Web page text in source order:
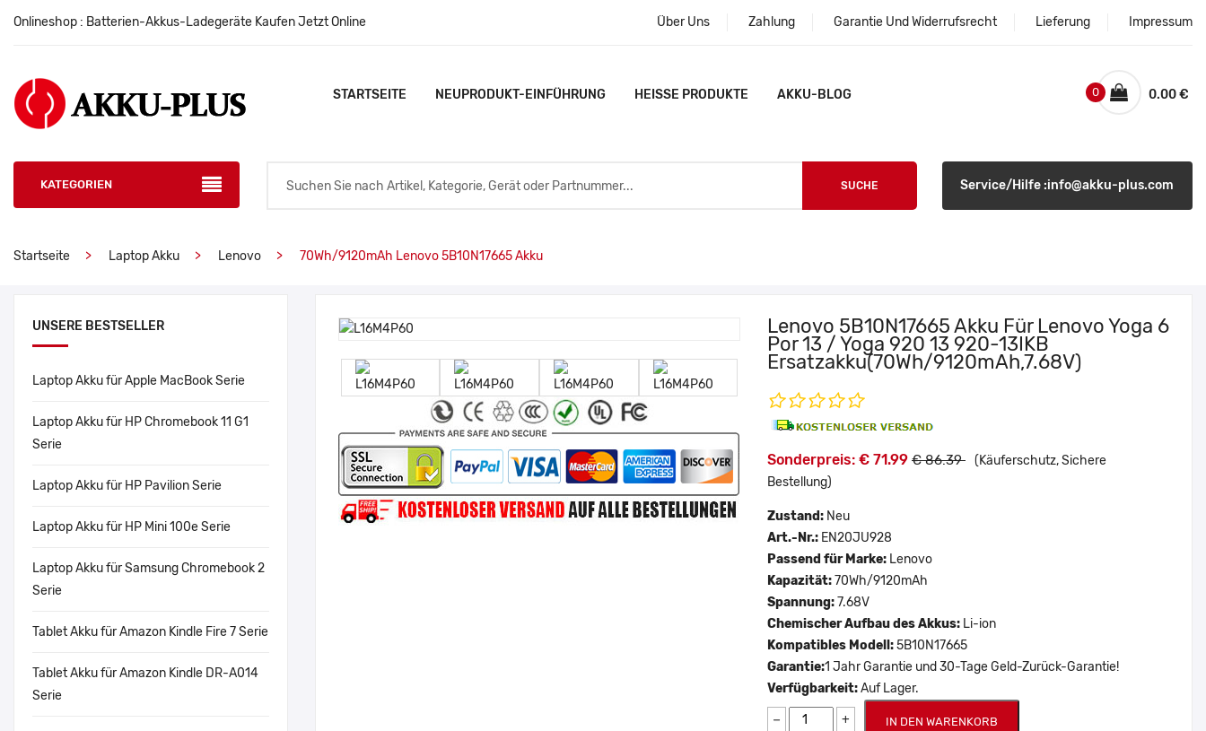
Onlineshop : Batterien-Akkus-Ladegeräte Kaufen Jetzt Online Über Uns Zahlung Garantie Und Widerrufsrecht Lieferung Impressum
STARTSEITE NEUPRODUKT-EINFÜHRUNG HEISSE PRODUKTE AKKU-BLOG 0.00 €
0
KATEGORIEN SUCHE Service/Hilfe :info@akku-plus.com
Startseite Laptop Akku Lenovo 70Wh/9120mAh Lenovo 5B10N17665 Akku
UNSERE BESTSELLER
Laptop Akku für Apple MacBook Serie
Laptop Akku für HP Chromebook 11 G1
Serie
Laptop Akku für HP Pavilion Serie
Laptop Akku für HP Mini 100e Serie
Laptop Akku für Samsung Chromebook 2
Serie
Tablet Akku für Amazon Kindle Fire 7 Serie
Tablet Akku für Amazon Kindle DR-A014
Serie
Lenovo 5B10N17665 Akku Für Lenovo Yoga 6
Por 13 / Yoga 920 13 920-13IKB
Ersatzakku(70Wh/9120mAh,7.68V)
Sonderpreis: € 71.99 € 86.39 (Käuferschutz, Sichere
Bestellung)
Zustand: Neu
Art.-Nr.: EN20JU928
Passend für Marke: Lenovo
Kapazität:70Wh/9120mAh
Spannung:7.68V
Chemischer Aufbau des Akkus: Li-ion
Kompatibles Modell:5B10N17665
Garantie:1 Jahr Garantie und 30-Tage Geld-Zurück-Garantie!
Verfügbarkeit:Auf Lager.
− + IN DEN WARENKORB